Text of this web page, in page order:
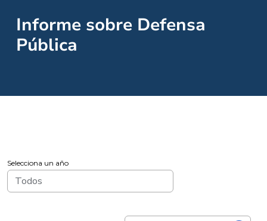
Informe sobre Defensa
Pública
Selecciona un año